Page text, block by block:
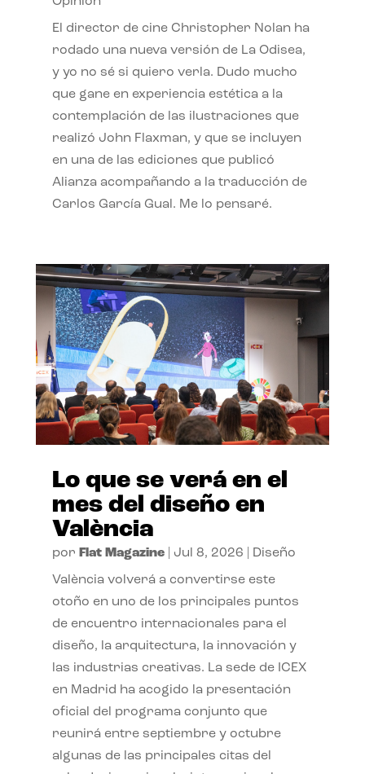
El director de cine Christopher Nolan ha
rodado una nueva versión de La Odisea,
y yo no sé si quiero verla. Dudo mucho
que gane en experiencia estética a la
contemplación de las ilustraciones que
realizó John Flaxman, y que se incluyen
en una de las ediciones que publicó
Alianza acompañando a la traducción de
Carlos García Gual. Me lo pensaré.
Lo que se verá en el
mes del diseño en
València
por Flat Magazine| Jul 8, 2026 Diseño
València volverá a convertirse este
otoño en uno de los principales puntos
de encuentro internacionales para el
diseño, la arquitectura, la innovación y
las industrias creativas. La sede de ICEX
en Madrid ha acogido la presentación
oficial del programa conjunto que
reunirá entre septiembre y octubre
algunas de las principales citas del